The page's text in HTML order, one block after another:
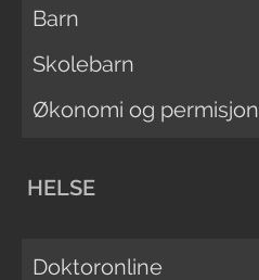
Barn
Skolebarn
Økonomi og permisjon
HELSE
Doktoronline